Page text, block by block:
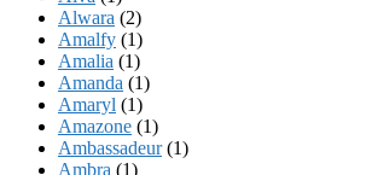
Alwara (2)
Amalfy (1)
Amalia (1)
Amanda (1)
Amaryl (1)
Amazone (1)
Ambassadeur(1)
Ambra (1)